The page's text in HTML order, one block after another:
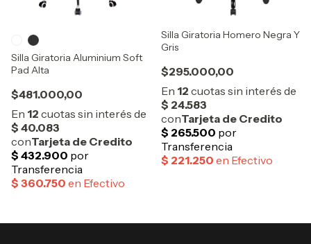
Silla Giratoria Aluminium Soft
Pad Alta
$481.000,00
Silla Giratoria Homero Negra Y
Gris
$295.000,00